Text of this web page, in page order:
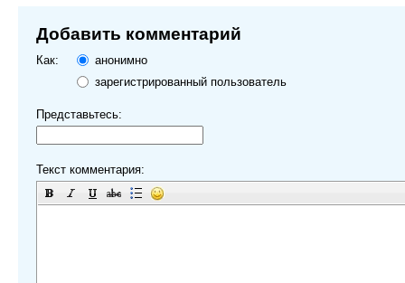
Добавить комментарий
Как:
анонимно
зарегистрированный пользователь
Представьтесь:
Текст комментария: